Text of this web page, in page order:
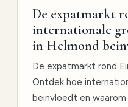
De expatmarkt
internationale
in Helmond
De expatmarkt rond
Ontdek hoe
beinvloedt en